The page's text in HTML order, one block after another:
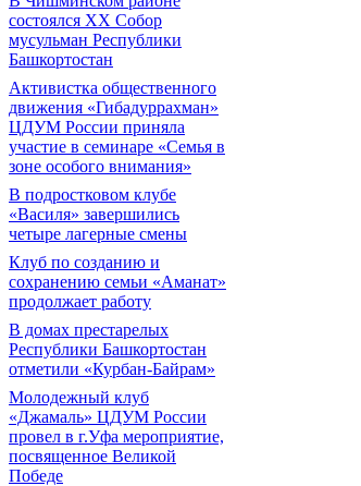
состоялся XX Собор
мусульман Республики
Башкортостан
Активистка общественного
движения «Гибадуррахман»
ЦДУМ России приняла
участие в семинаре «Семья в
зоне особого внимания»
В подростковом клубе
«Василя» завершились
четыре лагерные смены
Клуб по созданию и
сохранению семьи «Аманат»
продолжает работу
В домах престарелых
Республики Башкортостан
отметили «Курбан-Байрам»
Молодежный клуб
«Джамаль» ЦДУМ России
провел в г.Уфа мероприятие,
посвященное Великой
Победе